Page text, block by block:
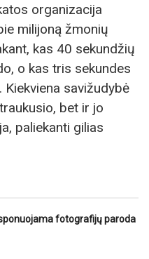
organizacija
milijoną žmonių
kas 40 sekundžių
o kas tris sekundes
savižudybė
bet ir jo
paliekanti gilias
fotografijų paroda